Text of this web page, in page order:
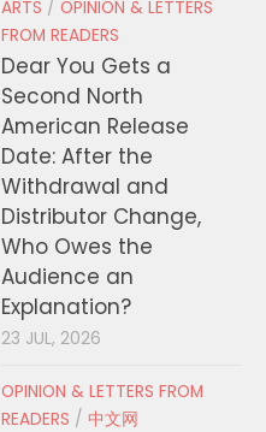
ARTS / OPINION & LETTERS
FROM READERS
Dear You Gets a
Second North
American Release
Date: After the
Withdrawal and
Distributor Change,
Who Owes the
Audience an
Explanation?
23 JUL, 2026
OPINION & LETTERS FROM
READERS / 中文网